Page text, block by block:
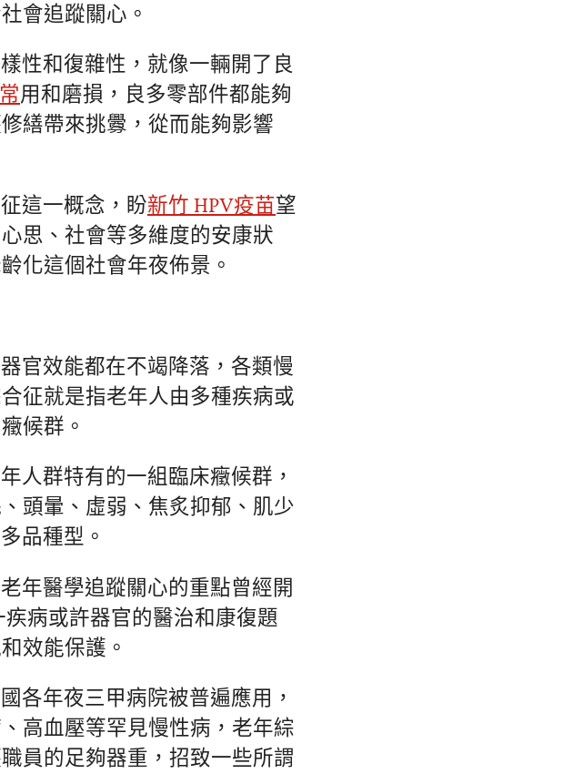
會追蹤關心。
性和復雜性，就像一輛開了良
用和磨損，良多零部件都能夠
繕帶來挑釁，從而能夠影響
這一概念，盼新竹 HPV疫苗望
思、社會等多維度的安康狀
化這個社會年夜佈景。
官效能都在不竭降落，各類慢
征就是指老年人由多種疾病或
候群。
人群特有的一組臨床癥候群，
頭暈、虛弱、焦炙抑郁、肌少
品種型。
年醫學追蹤關心的重點曾經開
疾病或許器官的醫治和康復題
效能保護。
各年夜三甲病院被普遍應用，
高血壓等罕見慢性病，老年綜
員的足夠器重，招致一些所謂